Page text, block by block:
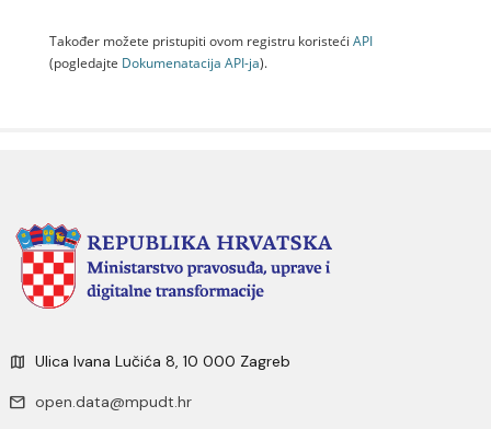
Također možete pristupiti ovom registru koristeći API
(pogledajte Dokumenаtаcijа API-jа).